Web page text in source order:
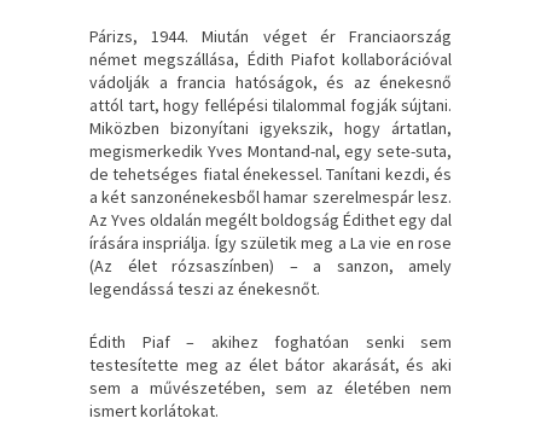
Párizs, 1944. Miután véget ér Franciaország
német megszállása, Édith Piafot kollaborációval
vádolják a francia hatóságok, és az énekesnő
attól tart, hogy fellépési tilalommal fogják sújtani.
Miközben bizonyítani igyekszik, hogy ártatlan,
megismerkedik Yves Montand-nal, egy sete-suta,
de tehetséges fiatal énekessel. Tanítani kezdi, és
a két sanzonénekesből hamar szerelmespár lesz.
Az Yves oldalán megélt boldogság Édithet egy dal
írására inspriálja. Így születik meg a La vie en rose
(Az élet rózsaszínben) – a sanzon, amely
legendássá teszi az énekesnőt.
Édith Piaf – akihez foghatóan senki sem
testesítette meg az élet bátor akarását, és aki
sem a művészetében, sem az életében nem
ismert korlátokat.